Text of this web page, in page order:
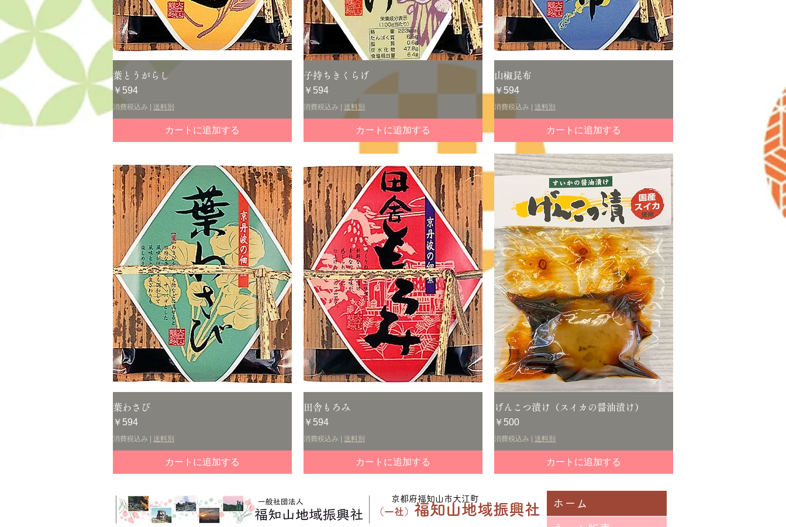
葉とうがらし
価格
￥594
消費税込み 送料別
カートに追加する
クイックビュー
子持ちきくらげ
価格
￥594
消費税込み 送料別
カートに追加する
山椒昆布
価格
￥594
消費税込み 送料別
カートに追加する
葉わさび
価格
￥594
消費税込み | 送料別
カートに追加する
田舎もろみ
価格
￥594
消費税込み | 送料別
カートに追加する
クイックビュー
げんこつ漬け（スイカの醤油漬け）
価格
￥500
消費税込み | 送料別
カートに追加する
​京都府福知山市大江町
（一社） 福知山地域振興社 ホーム